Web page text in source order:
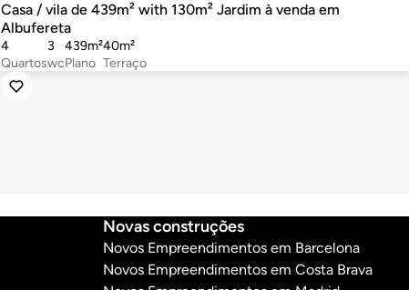
Casa / vila de 439m² with 130m² Jardim à venda em
Albufereta
Quartos
4
wc
3
Plano
439m²
Terraço
40m²
Novas construções
Novos Empreendimentos em Barcelona
Novos Empreendimentos em Costa Brava